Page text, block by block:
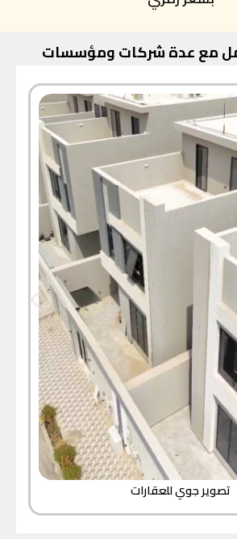
مع عدة شركات ومؤسسات
تصوير جوي للعقارات